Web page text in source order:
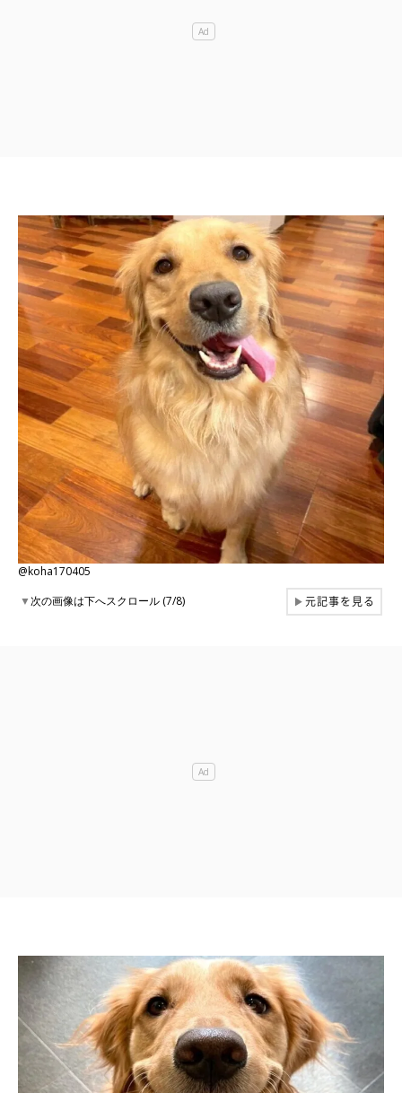
@koha170405
▼次の画像は下へスクロール (7/8) ▶元記事を見る